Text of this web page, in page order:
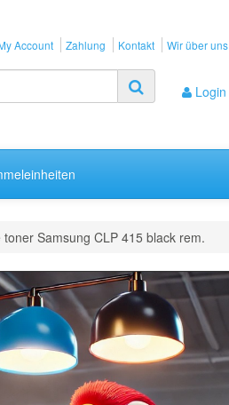
Account Zahlung Kontakt Wir über uns
Login
Samsung CLP 415 black rem.